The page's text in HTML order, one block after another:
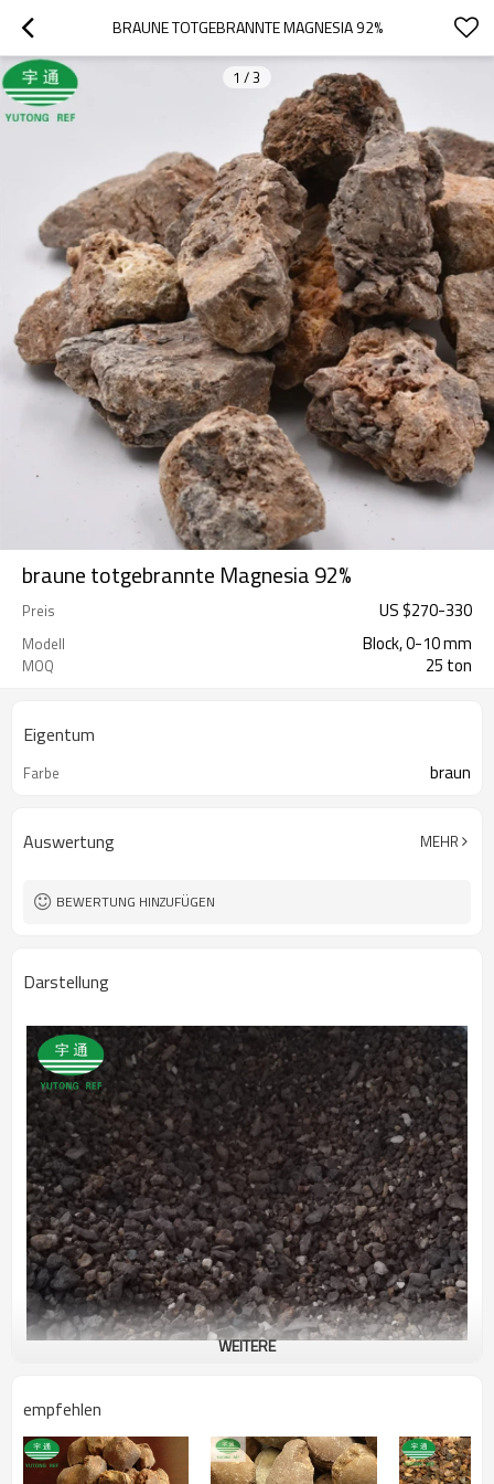
BRAUNE TOTGEBRANNTE MAGNESIA 92%
1 /3
braune totgebrannte Magnesia 92%
Preis US $270-330
Modell Block, 0-10 mm
MOQ 25 ton
Eigentum
Farbe braun
Auswertung MEHR
BEWERTUNG HINZUFÜGEN
Darstellung
WEITERE
empfehlen